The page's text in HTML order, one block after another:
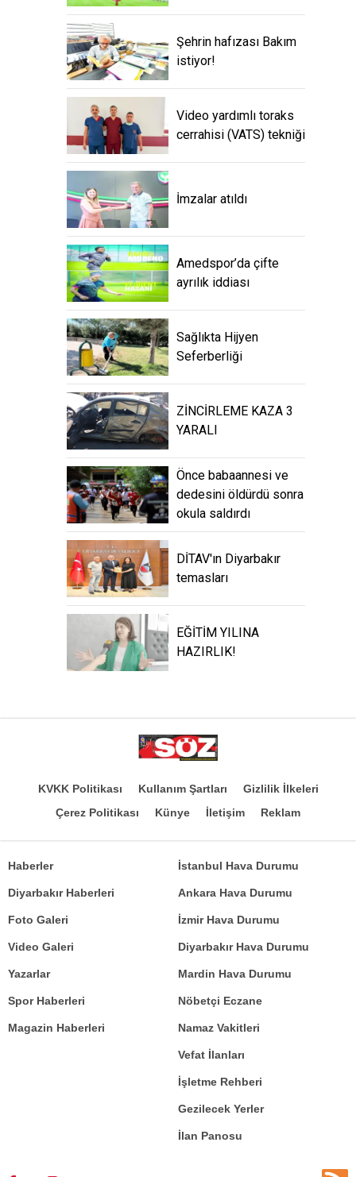
Şehrin hafızası Bakım
istiyor!
Video yardımlı toraks
cerrahisi (VATS) tekniği
İmzalar atıldı
Amedspor’da çifte
ayrılık iddiası
Sağlıkta Hijyen
Seferberliği
ZİNCİRLEME KAZA 3
YARALI
Önce babaannesi ve
dedesini öldürdü sonra
okula saldırdı
DİTAV'ın Diyarbakır
temasları
EĞİTİM YILINA
HAZIRLIK!
KVKK Politikası Kullanım Şartları
Gizlilik İlkeleri
Çerez Politikası
Künye İletişim Reklam
Haberler
Diyarbakır Haberleri
Foto Galeri
Video Galeri
Yazarlar
İstanbul Hava Durumu
Ankara Hava Durumu
İzmir Hava Durumu
Diyarbakır Hava Durumu
Mardin Hava Durumu
Spor Haberleri
Magazin Haberleri
Nöbetçi Eczane
Namaz Vakitleri
Vefat İlanları
İşletme Rehberi
Gezilecek Yerler
İlan Panosu